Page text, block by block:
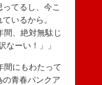
てるし、今こ
いるから。
間、絶対無駄じ
ーい！」」
にもわたって
青春パンクア